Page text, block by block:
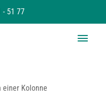
- 51 77
einer Kolonne